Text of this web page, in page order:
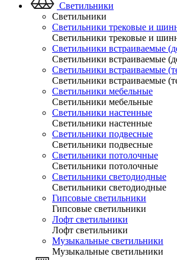
Светильники
Светильники
Светильники трековые и
Светильники трековые и
Светильники встраиваемые
Светильники встраиваемые
Светильники встраиваемые
Светильники встраиваемые
Светильники мебельные
Светильники мебельные
Светильники настенные
Светильники настенные
Светильники подвесные
Светильники подвесные
Светильники потолочные
Светильники потолочные
Светильники светодиодные
Светильники светодиодные
Гипсовые светильники
Гипсовые светильники
Лофт светильники
Лофт светильники
Музыкальные светильники
Музыкальные светильники